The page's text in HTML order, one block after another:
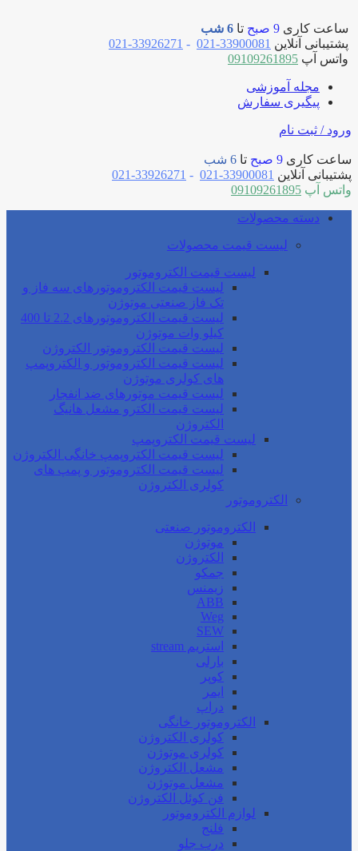
ساعت کاری 9 صبح تا 6 شب
پشتیبانی آنلاین 33900081-021
-
33926271-021
واتس آپ 09109261895
مجله آموزشی
پیگیری سفارش
ورود / ثبت نام
ساعت کاری 9 صبح تا 6 شب
پشتیبانی آنلاین 33900081-021
-
33926271-021
واتس آپ 09109261895
دسته محصولات
لیست قیمت محصولات
لیست قیمت الکتروموتور
لیست قیمت الکتروموتورهای سه فاز و
تک فاز صنعتی موتوژن
لیست قیمت الکتروموتورهای 2.2 تا 400
کیلو وات موتوژن
لیست قیمت الکتروموتور الکتروژن
لیست قیمت الکتروموتور و الکتروپمپ
های کولری موتوژن
لیست قیمت موتورهای ضد انفجار
لیست قیمت الکترو مشعل هانیگ
الکتروژن
لیست قیمت الکتروپمپ
لیست قیمت الکتروپمپ خانگی الکتروژن
لیست قیمت الکتروموتور و پمپ های
کولری الکتروژن
الکتروموتور
الکتروموتور صنعتی
موتوژن
الکتروژن
جمکو
زیمنس
ABB
Weg
SEW
استریم stream
بارلی
کوپر
ایمر
دراپ
الکتروموتور خانگی
کولری الکتروژن
کولری موتوژن
مشعل الکتروژن
مشعل موتوژن
فن کوئل الکتروژن
لوازم الکتروموتور
فلنج
درب جلو